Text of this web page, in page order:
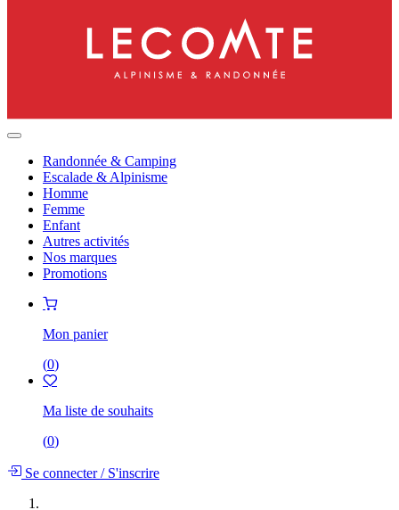
Randonnée & Camping
Escalade & Alpinisme
Homme
Femme
Enfant
Autres activités
Nos marques
Promotions
Mon panier
(0)
Ma liste de souhaits
(0)
Se connecter/S'inscrire